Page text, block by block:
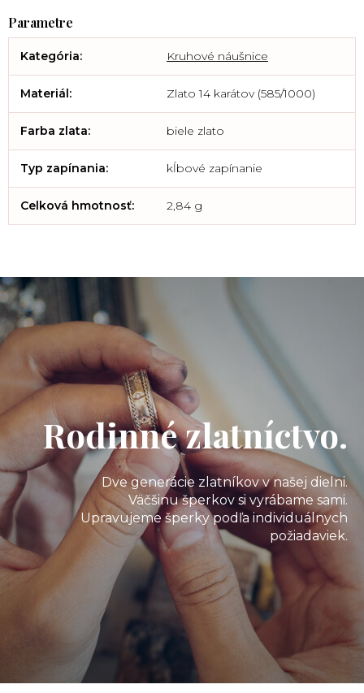
Kategória: Kruhové náušnice
Materiál: Zlato 14 karátov (585/1000)
Farba zlata: biele zlato
Typ zapínania: kĺbové zapínanie
Celková hmotnosť: 2,84 g
Rodinné zlatníctvo.
Dve generácie zlatníkov v našej dielni.
Väčšinu šperkov si vyrábame sami.
Upravujeme šperky podľa individuálnych
požiadaviek.